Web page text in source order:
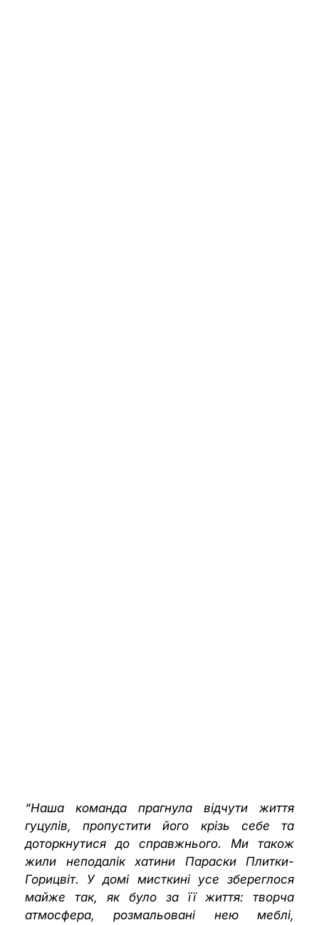
“Наша команда прагнула відчути життя
гуцулів, пропустити його крізь себе та
доторкнутися до справжнього. Ми також
жили неподалік хатини Параски Плитки-
Горицвіт. У домі мисткині усе збереглося
майже так, як було за її життя: творча
атмосфера, розмальовані нею меблі,